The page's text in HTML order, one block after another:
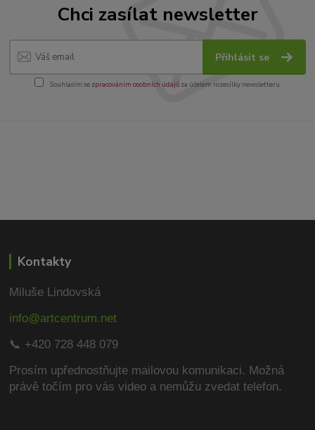
Chci zasílat newsletter
Přihlásit se
Souhlasím se zpracováním osobních údajůza účelem rozesílky newsletteru.
Kontakty
Miluše Lindovská
info@artcentrum.net
📞 +420 728 448 079
Prosím upřednostňujte mailovou komunikaci. Možná
právě točím pro vás video a nemůžu zvedat telefon.